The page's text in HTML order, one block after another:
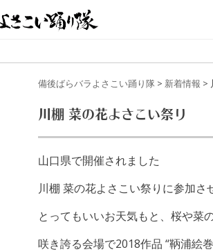
備後ばらバラよさこい踊り隊 > 新着情報 >
川棚 菜の花よさこい祭り
山口県で開催されました
川棚 菜の花よさこい祭りに参加さ
とってもいいお天気もと、桜や菜
咲き誇る会場で2018作品 “鞆浦絵